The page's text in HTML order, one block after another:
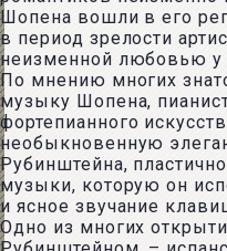
Шопена вошли в его
в период зрелости
неизменной любовью у
По мнению многих
музыку Шопена,
фортепианного
необыкновенную
Рубинштейна,
музыки, которую он
и ясное звучание
Одно из многих